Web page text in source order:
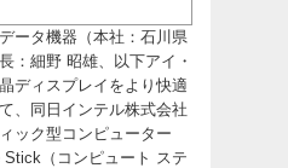
ータ機器（本社：石川県
：細野 昭雄、以下アイ・
ディスプレイをより快適
、同日インテル株式会社
ック型コンピューター
Stick（コンピュート ステ